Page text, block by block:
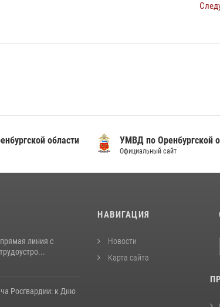
области УМВД по Оренбургской
Официальный сайт
линия с
Росгвардии: к Дню
НАВИГАЦИЯ
Новости
Карта сайта